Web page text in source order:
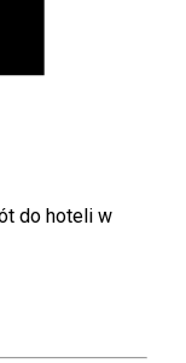
do hoteli w